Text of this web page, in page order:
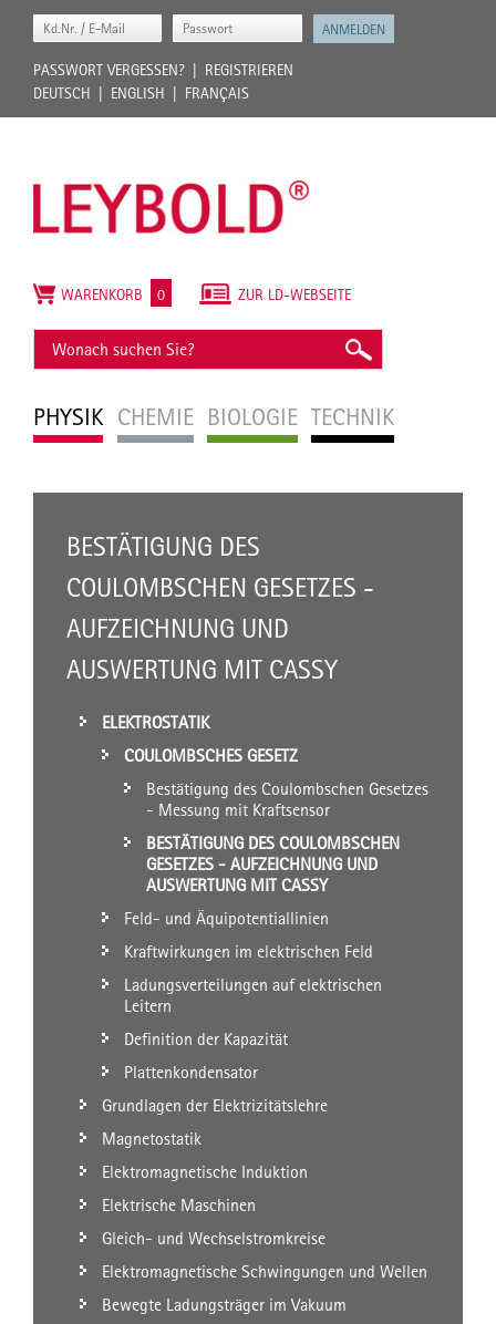
PASSWORT VERGESSEN?
REGISTRIEREN
DEUTSCH
ENGLISH FRANÇAIS
PHYSIK CHEMIE BIOLOGIE TECHNIK
ZUR LD-WEBSEITE
WARENKORB 0
BESTÄTIGUNG DES
COULOMBSCHEN GESETZES -
AUFZEICHNUNG UND
AUSWERTUNG MIT CASSY
ELEKTROSTATIK
COULOMBSCHES GESETZ
Bestätigung des Coulombschen Gesetzes
- Messung mit Kraftsensor
BESTÄTIGUNG DES COULOMBSCHEN
GESETZES - AUFZEICHNUNG UND
AUSWERTUNG MIT CASSY
Feld- und Äquipotentiallinien
Kraftwirkungen im elektrischen Feld
Ladungsverteilungen auf elektrischen
Leitern
Definition der Kapazität
Plattenkondensator
Grundlagen der Elektrizitätslehre
Magnetostatik
Elektromagnetische Induktion
Elektrische Maschinen
Gleich- und Wechselstromkreise
Elektromagnetische Schwingungen und Wellen
Bewegte Ladungsträger im Vakuum